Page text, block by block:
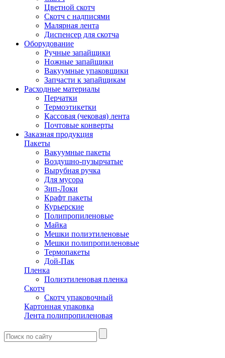
Цветной скотч
Скотч с надписями
Малярная лента
Диспенсер для скотча
Оборудование
Ручные запайщики
Ножные запайщики
Вакуумные упаковщики
Запчасти к запайщикам
Расходные материалы
Перчатки
Термоэтикетки
Кассовая (чековая) лента
Почтовые конверты
Заказная продукция
Пакеты
Вакуумные пакеты
Воздушно-пузырчатые
Вырубная ручка
Для мусора
Зип-Локи
Крафт пакеты
Курьерские
Полипропиленовые
Майка
Мешки полиэтиленовые
Мешки полипропиленовые
Термопакеты
Дой-Пак
Пленка
Полиэтиленовая пленка
Скотч
Скотч упаковочный
Картонная упаковка
Лента полипропиленовая